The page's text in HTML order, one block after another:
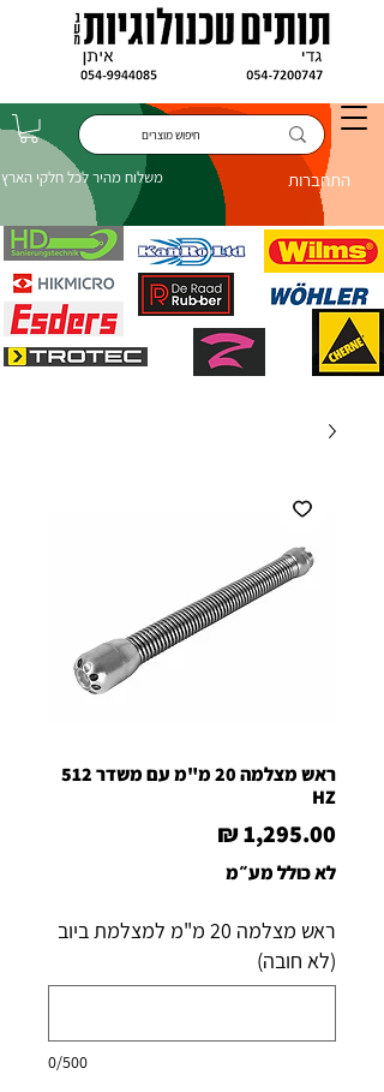
משלוח מהיר לכל חלקי הארץ התחברות
ראש מצלמה 20 מ"מ עם משדר 512
HZ
לא כולל מע״מ
ראש מצלמה 20 מ"מ למצלמת ביוב
(לא חובה)
0/500